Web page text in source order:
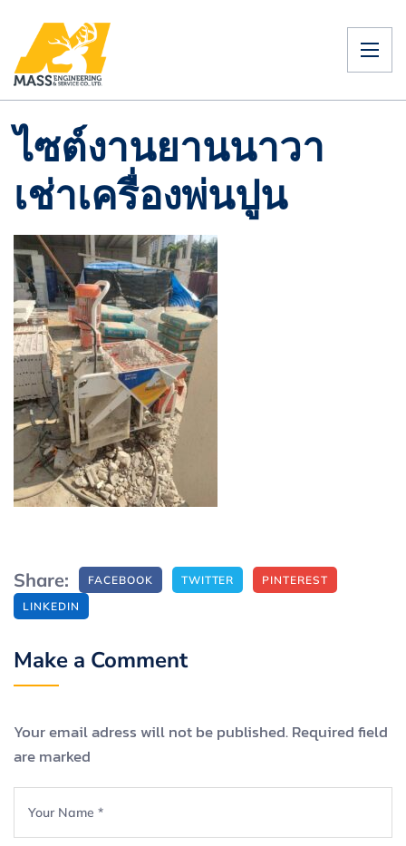
ไซต์งานยานนาวา
เช่าเครื่องพ่นปูน
Share: FACEBOOK TWITTER
PINTEREST
LINKEDIN
Make a Comment
Your email adress will not be published. Required field
are marked